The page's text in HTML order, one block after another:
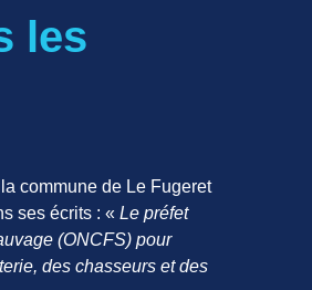
les
commune de Le Fugeret
ses écrits : « Le préfet
(ONCFS) pour
des chasseurs et des